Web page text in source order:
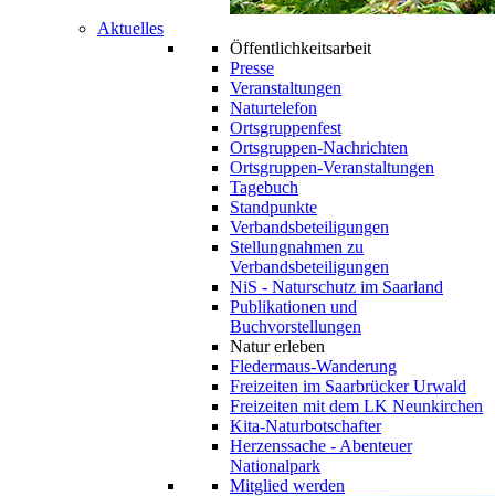
Aktuelles
Öffentlichkeitsarbeit
Presse
Veranstaltungen
Naturtelefon
Ortsgruppenfest
Ortsgruppen-Nachrichten
Ortsgruppen-Veranstaltungen
Tagebuch
Standpunkte
Verbandsbeteiligungen
Stellungnahmen zu
Verbandsbeteiligungen
NiS - Naturschutz im Saarland
Publikationen und
Buchvorstellungen
Natur erleben
Fledermaus-Wanderung
Freizeiten im Saarbrücker Urwald
Freizeiten mit dem LK Neunkirchen
Kita-Naturbotschafter
Herzenssache - Abenteuer
Nationalpark
Mitglied werden